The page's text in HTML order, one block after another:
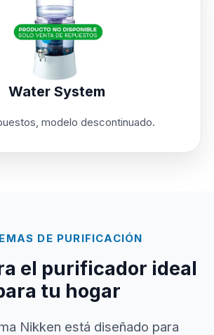
Water System
modelo descontinuado.
DE PURIFICACIÓN
el purificador ideal
tu hogar
Nikken está diseñado para